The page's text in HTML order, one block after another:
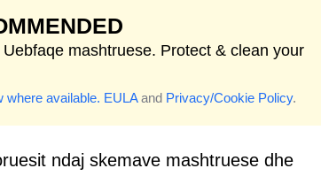
mashtruese. Protect & clean your
where available. EULAand Privacy/Cookie Policy.
ndaj skemave mashtruese dhe